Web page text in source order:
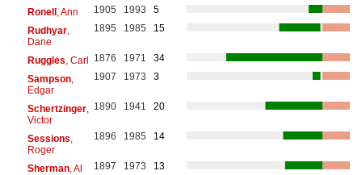
Ronell, Ann 1905 1993
5
Rudhyar,
Dane
1895 1985 15
Ruggles , Carl 1876 1971
34
Sampson,
Edgar
1907 1973 3
Schertzinger,
Victor
1890 1941 20
Sessions
Roger
1896 1985 14
Sherman, Al 1897 1973
13